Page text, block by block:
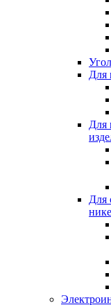
Для
Для
Для